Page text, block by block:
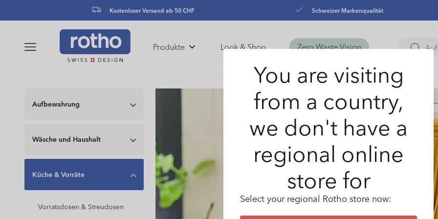
Inhalt
Kostenloser Versand ab 50 CHF Schweizer Markenqualität
Produkte Look & Shop Zero Waste Vision
Aufbewahrung
Wäsche und Haushalt
Küche & Vorräte
Vorratsdosen & Streudosen
You are visiting
from a country,
we don't have a
regional online
store for
Select your regional Rotho store now: